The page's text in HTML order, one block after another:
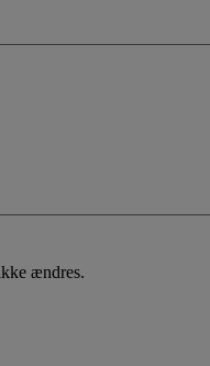
ændres.